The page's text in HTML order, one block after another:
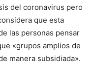
del coronavirus pero
que esta
las personas pensar
«grupos amplios de
manera subsidiada».